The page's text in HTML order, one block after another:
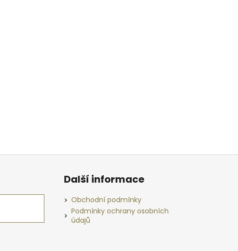
Další informace
Obchodní podmínky
Podmínky ochrany osobních
údajů